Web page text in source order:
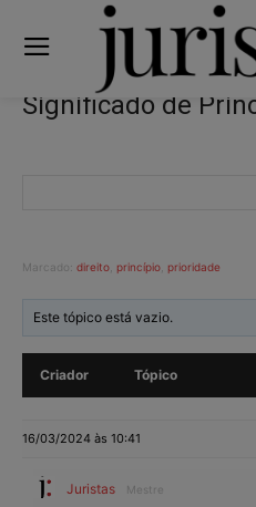
Significado de
Marcado: direito princípio prioridade
Este tópico está vazio.
Criador Tópico
16/03/2024 às 10:41
Juristas Mestre